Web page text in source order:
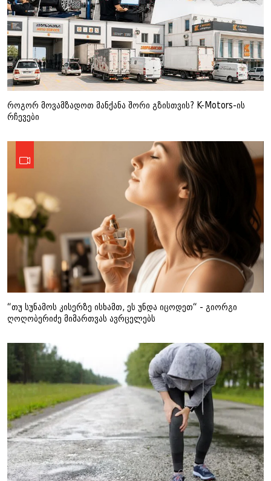
როგორ მოვამზადოთ მანქანა შორი გზისთვის? K-Motors-ის
რჩევები
“თუ სუნამოს კისერზე ისხამთ, ეს უნდა იცოდეთ“ - გიორგი
ღოღობერიძე მიმართვას ავრცელებს